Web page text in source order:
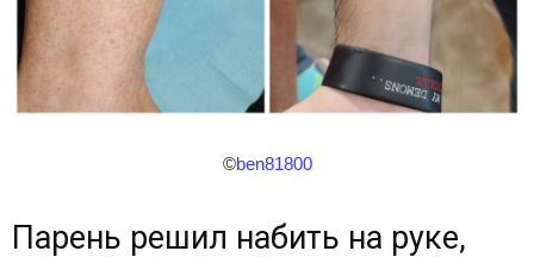
©ben81800
Парень решил набить на руке,